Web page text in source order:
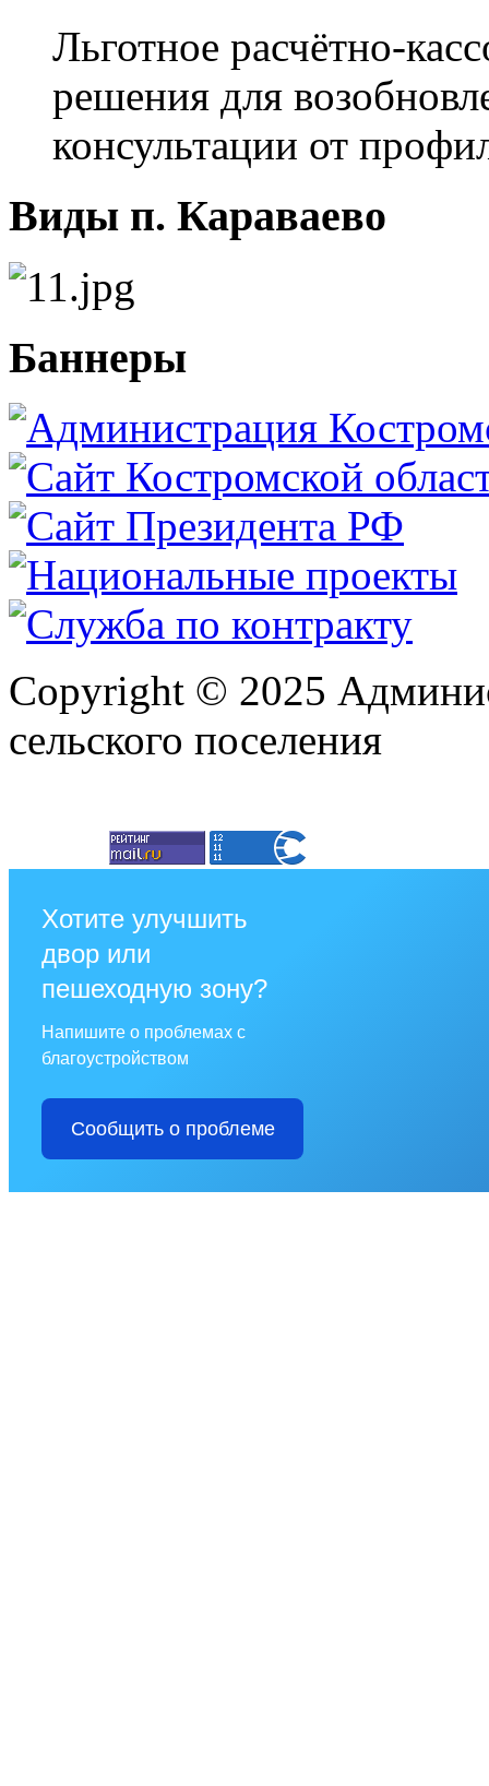
Льготное расчётно-
решения для
консультации от
Виды п. Караваево
Баннеры
Copyright © 2025
сельского поселения
Хотите улучшить
двор или
пешеходную зону?
Напишите о проблемах с
благоустройством
Сообщить о проблеме